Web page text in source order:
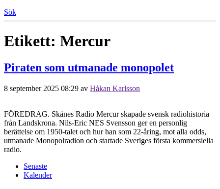
Sök
Etikett: Mercur
Piraten som utmanade monopolet
8 september 2025 08:29 av Håkan Karlsson
FÖREDRAG. Skånes Radio Mercur skapade svensk radiohistoria
från Landskrona. Nils-Eric NES Svensson ger en personlig
berättelse om 1950-talet och hur han som 22-åring, mot alla odds,
utmanade Monopolradion och startade Sveriges första kommersiella
radio.
Senaste
Kalender